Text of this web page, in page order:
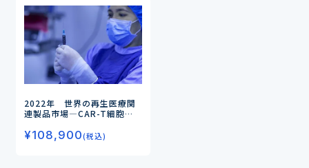
2022年 世界の再生医療関
連製品市場―CAR-T細胞製
の鍵―
¥108,900(税込)